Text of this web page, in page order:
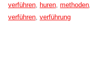
verführen huren methoden
verführen verführung